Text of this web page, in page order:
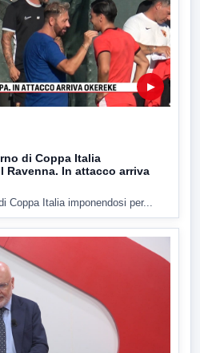
▶
di Coppa Italia
Ravenna. In attacco arriva
Coppa Italia imponendosi per...